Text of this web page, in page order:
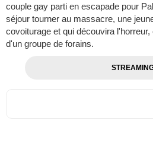
couple gay parti en escapade pour
séjour tourner au massacre, une
covoiturage et qui découvira
d'un groupe de forains.